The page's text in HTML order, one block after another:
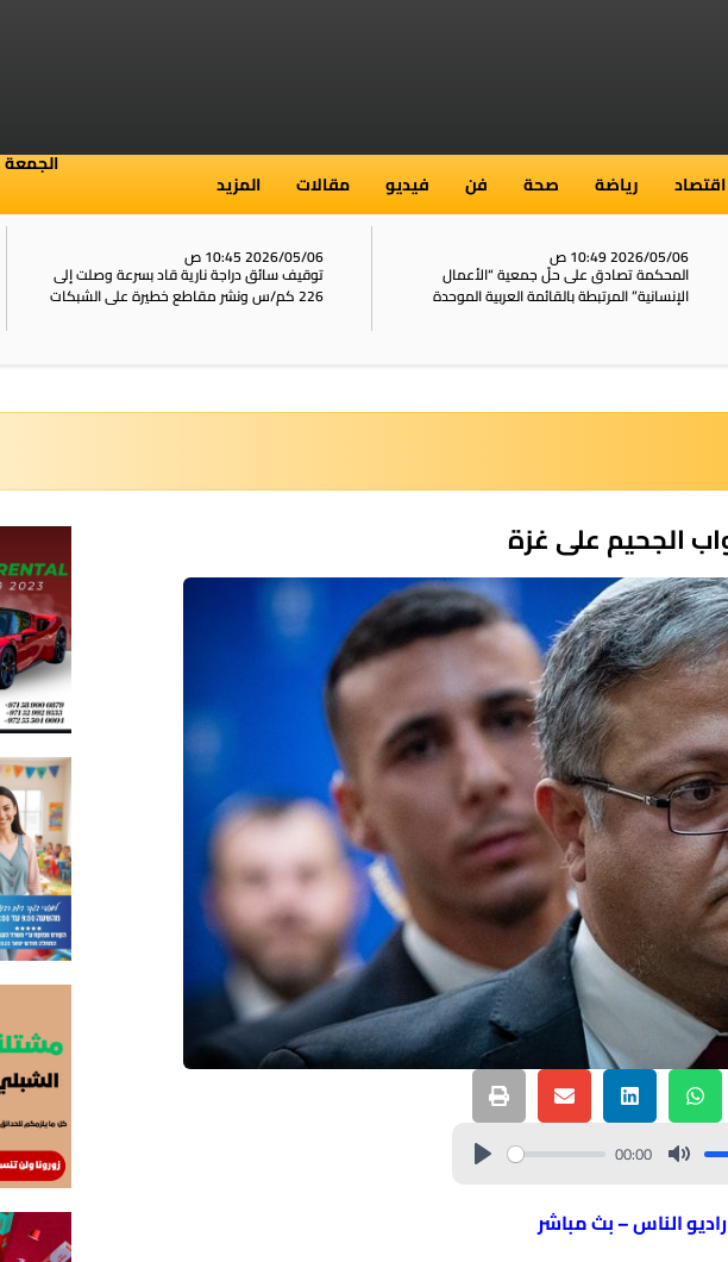
اقتصاد رياضة صحة فن فيديو مقالات المزيد
الجمعة 7 أغسطس 2026
2026/05/06 10:49 ص
المحكمة تصادق على حلّ جمعية “الأعمال
الإنسانية” المرتبطة بالقائمة العربية الموحدة
2026/05/06 10:45 ص
توقيف سائق دراجة نارية قاد بسرعة وصلت إلى
226 كم/س ونشر مقاطع خطيرة على الشبكات
الجحيم على غزة
00:00
راديو الناس – بث مباشر